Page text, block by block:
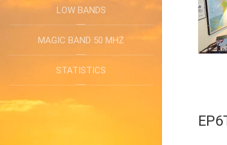
LOW BANDS
MAGIC BAND 50 MHZ
STATISTICS